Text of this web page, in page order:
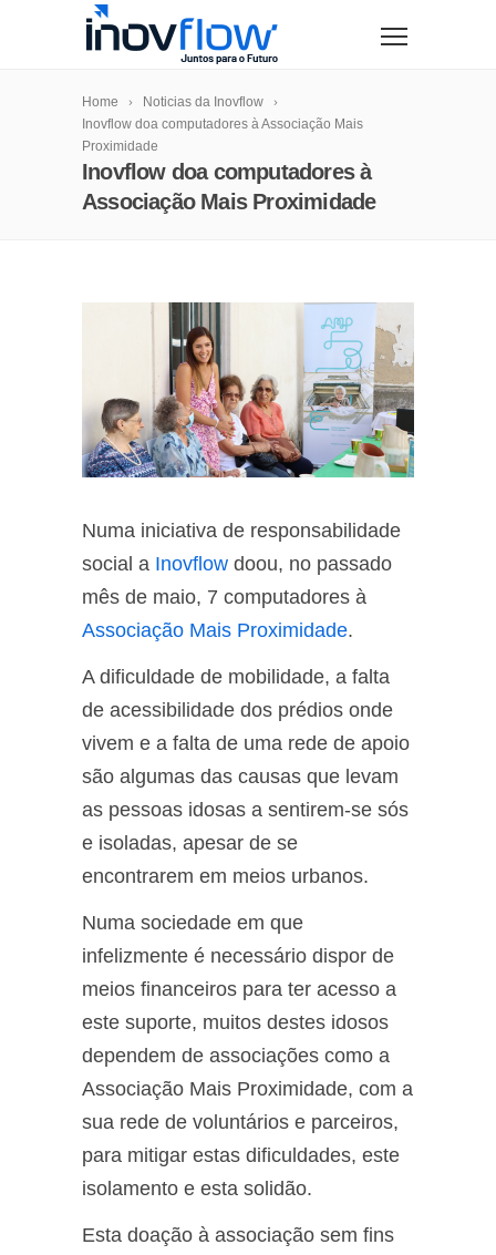
Home
Noticias da Inovflow
Inovflow doa computadores à Associação Mais
Proximidade
Inovflow doa computadores à
Associação Mais Proximidade
Numa iniciativa de responsabilidade
social a Inovflow doou, no passado
mês de maio, 7 computadores à
Associação Mais Proximidade.
A dificuldade de mobilidade, a falta
de acessibilidade dos prédios onde
vivem e a falta de uma rede de apoio
são algumas das causas que levam
as pessoas idosas a sentirem-se sós
e isoladas, apesar de se
encontrarem em meios urbanos.
Numa sociedade em que
infelizmente é necessário dispor de
meios financeiros para ter acesso a
este suporte, muitos destes idosos
dependem de associações como a
Associação Mais Proximidade, com a
sua rede de voluntários e parceiros,
para mitigar estas dificuldades, este
isolamento e esta solidão.
Esta doação à associação sem fins